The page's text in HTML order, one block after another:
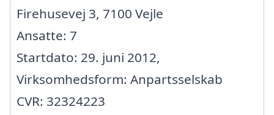
Firehusevej 3, 7100 Vejle
Ansatte: 7
Startdato: 29. juni 2012,
Virksomhedsform: Anpartsselskab
CVR: 32324223